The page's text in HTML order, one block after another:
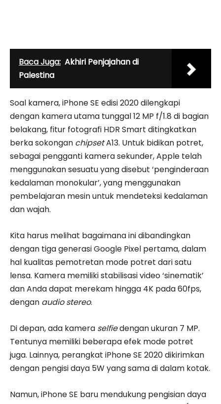
Baca Juga: Akhiri Penjajahan di
Palestina
Soal kamera, iPhone SE edisi 2020 dilengkapi
dengan kamera utama tunggal 12 MP f/1.8 di bagian
belakang, fitur fotografi HDR Smart ditingkatkan
berka sokongan chipsetA13. Untuk bidikan potret,
sebagai pengganti kamera sekunder, Apple telah
menggunakan sesuatu yang disebut ‘penginderaan
kedalaman monokular’, yang menggunakan
pembelajaran mesin untuk mendeteksi kedalaman
dan wajah.
Kita harus melihat bagaimana ini dibandingkan
dengan tiga generasi Google Pixel pertama, dalam
hal kualitas pemotretan mode potret dari satu
lensa. Kamera memiliki stabilisasi video ‘sinematik’
dan Anda dapat merekam hingga 4K pada 60fps,
dengan audio stereo.
Di depan, ada kamera selfiedengan ukuran 7 MP.
Tentunya memiliki beberapa efek mode potret
juga. Lainnya, perangkat iPhone SE 2020 dikirimkan
dengan pengisi daya 5W yang sama di dalam kotak.
Namun, iPhone SE baru mendukung pengisian daya